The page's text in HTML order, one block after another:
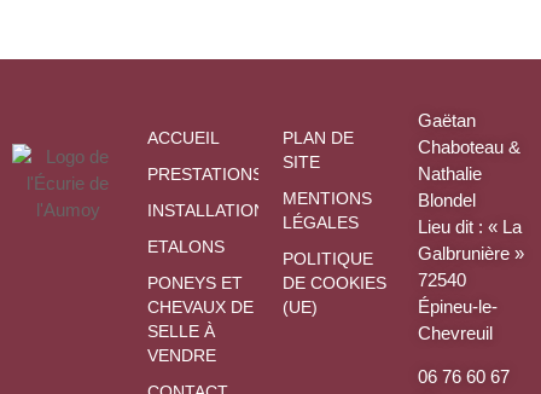
ACCUEIL
PRESTATIONS
INSTALLATIONS
ETALONS
PONEYS ET
CHEVAUX DE
SELLE À
VENDRE
PLAN DE
SITE
MENTIONS
LÉGALES
POLITIQUE
DE COOKIES
(UE)
Gaëtan
Chaboteau &
Nathalie
Blondel
Lieu dit : « La
Galbrunière »
72540
Épineu-le-
Chevreuil
06 76 60 67